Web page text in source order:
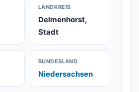
LANDKREIS
Delmenhorst,
Stadt
BUNDESLAND
Niedersachsen